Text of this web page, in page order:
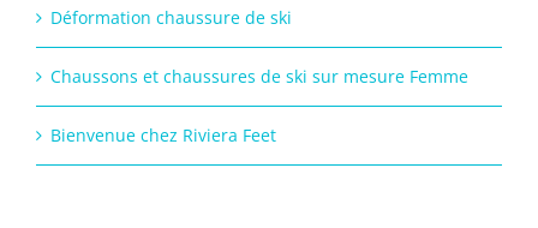
Déformation chaussure de ski
Chaussons et chaussures de ski sur mesure Femme
Bienvenue chez Riviera Feet